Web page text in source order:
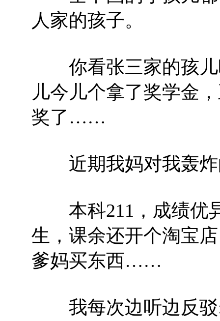
人家的孩子。
你看张三家的孩儿
儿今儿个拿了奖学金
奖了……
近期我妈对我轰炸
本科211，成绩优
生，课余还开个淘宝
爹妈买东西……
我每次边听边反驳: